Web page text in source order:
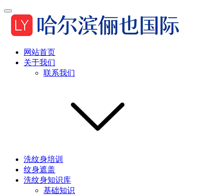
网站首页
关于我们
联系我们
洗纹身培训
纹身遮盖
洗纹身知识库
基础知识